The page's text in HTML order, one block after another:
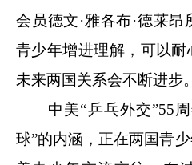
会员德文·雅各布·德莱
青少年增进理解，可以
未来两国关系会不断进步。
中美“乒乓外交”55周
球”的内涵，正在两国青